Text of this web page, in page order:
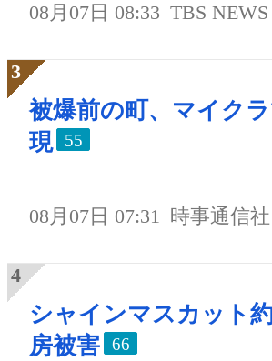
08月07日 08:33 TBS
被爆前の町、マイク
現
55
08月07日 07:31 時事通信社
シャインマスカット
房被害
66